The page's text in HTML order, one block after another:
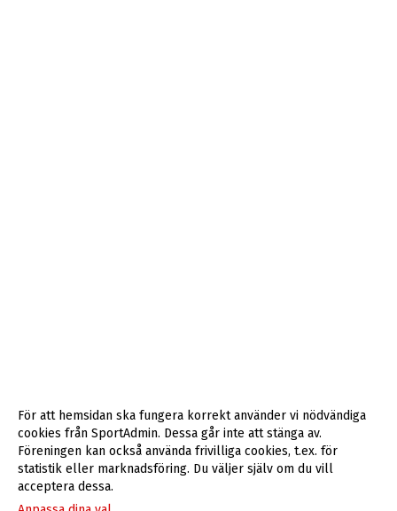
För att hemsidan ska fungera korrekt använder vi nödvändiga
cookies från SportAdmin. Dessa går inte att stänga av.
Föreningen kan också använda frivilliga cookies, t.ex. för
statistik eller marknadsföring. Du väljer själv om du vill
acceptera dessa.